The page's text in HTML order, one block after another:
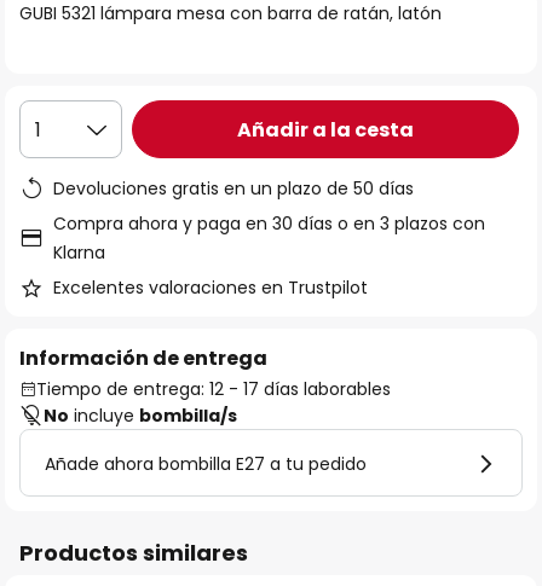
galería
GUBI 5321 lámpara mesa con barra de ratán, latón
1 Añadir a la cesta
Devoluciones gratis en un plazo de 50 días
Compra ahora y paga en 30 días o en 3 plazos con
Klarna
Excelentes valoraciones en Trustpilot
Información de entrega
Tiempo de entrega: 12 - 17 días laborables
No incluye bombilla/s
Añade ahora bombilla E27 a tu pedido
Productos similares